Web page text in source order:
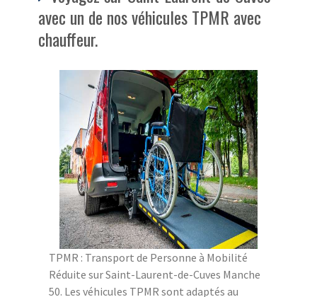
avec un de nos véhicules TPMR avec
chauffeur.
TPMR : Transport de Personne à Mobilité
Réduite sur Saint-Laurent-de-Cuves Manche
50. Les véhicules TPMR sont adaptés au